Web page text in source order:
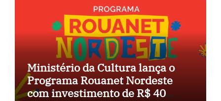
Ministério da Cultura lança o
Programa Rouanet Nordeste
com investimento de R$ 40